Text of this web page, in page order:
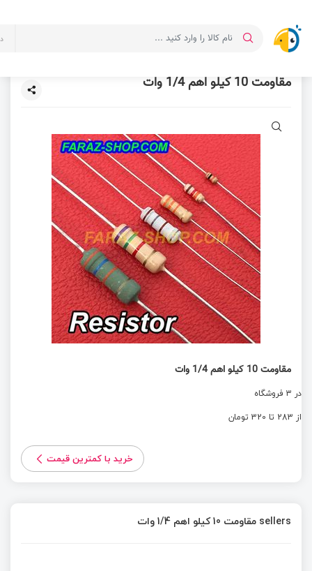
مقاومت 10 کیلو اهم 1/4 وات
مقاومت 10 کیلو اهم 1/4 وات
در 3 فروشگاه
از 283 تا 320 تومان
خرید با کمترین قیمت
sellers مقاومت 10 کیلو اهم 1/4 وات